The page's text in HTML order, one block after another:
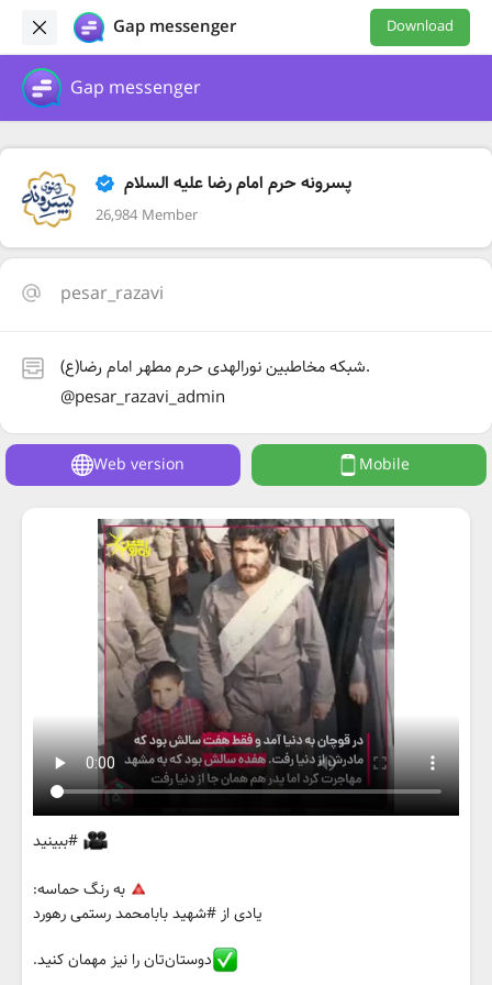
Gap messenger Download
Gap messenger
پسرونه حرم امام رضا علیه السلام
26,984 Member
pesar_razavi
شبکه مخاطبین نورالهدی حرم مطهر امام رضا(ع).
@pesar_razavi_admin
Web version Mobile
#ببینید
به رنگ حماسه:
یادی از #شهید بابامحمد رستمی رهورد
دوستان‌تان را نیز مهمان کنید.